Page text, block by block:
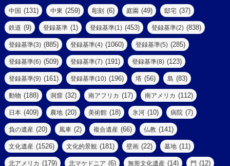
(5)
(39)
(290)
(7)
(6)
(3)
(3)
(14)
(61)
(9)
(2)
(17)
(8)
(73)
(8)
(4)
(8)
(2)
(2)
(10)
(1)
(47)
(2)
(1)
(2)
中国 (131) 中東 (259) 彫刻 (6) 庭園 (49) 邸宅 (37)
鉄道 (9) 登録基準 (1) 登録基準(1) (453) 登録基準(2) (838)
登録基準(3) (885) 登録基準(4) (1060) 登録基準(5) (285)
登録基準(6) (509) 登録基準(7) (191) 登録基準(8) (123)
登録基準(9) (161) 登録基準(10) (196) 塔 (56) 島 (83)
動物 (188) 洞窟 (32) 南アフリカ (17) 南アメリカ (112)
日本 (409) 農地 (20) 美術館 (18) 氷河 (10) 病院 (7)
負の遺産 (20) 風車 (2) 複合遺産 (66) 仏教 (141)
文化遺産 (1526) 文化的景観 (181) 壁画 (22) 墓地 (11)
北アメリカ (179) 北マケドニア (6) 無形文化遺産 (14) 門 (12)